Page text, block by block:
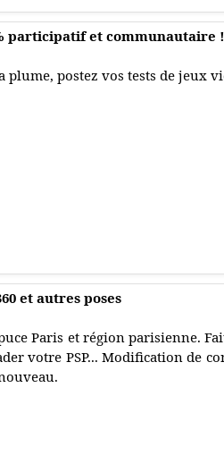
participatif et communautaire !
plume, postez vos tests de jeux
et autres poses
Paris et région parisienne.
votre PSP... Modification de